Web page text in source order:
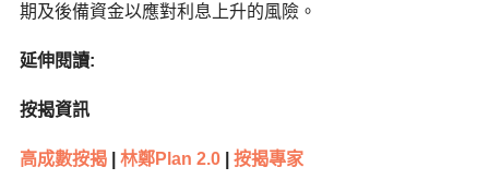
期及後備資金以應對利息上升的風險。
延伸閱讀:
按揭資訊
高成數按揭| 林鄭Plan 2.0| 按揭專家